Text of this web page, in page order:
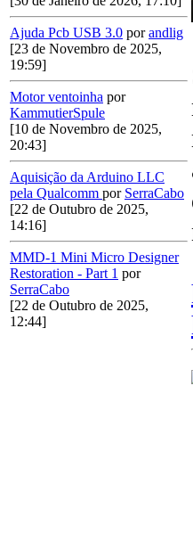
Ajuda Pcb USB 3.0 porandlig
[23 de Novembro de 2025,
19:59]
Motor ventoinha por
KammutierSpule
[10 de Novembro de 2025,
20:43]
Aquisição da Arduino LLC
pela Qualcomm por SerraCabo
[22 de Outubro de 2025,
14:16]
MMD-1 Mini Micro Designer
Restoration - Part 1 por
SerraCabo
[22 de Outubro de 2025,
12:44]